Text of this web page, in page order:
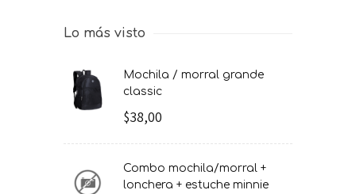
Lo más visto
mochila / morral grande
classic
$38,00
combo mochila/morral +
lonchera + estuche minnie